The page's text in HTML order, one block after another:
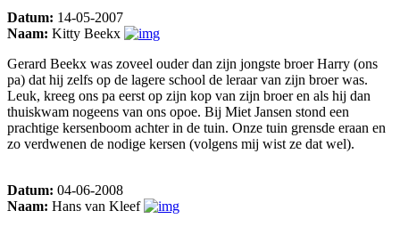
Datum: 14-05-2007
Naam: Kitty Beekx
Gerard Beekx was zoveel ouder dan zijn jongste broer Harry (ons
pa) dat hij zelfs op de lagere school de leraar van zijn broer was.
Leuk, kreeg ons pa eerst op zijn kop van zijn broer en als hij dan
thuiskwam nogeens van ons opoe. Bij Miet Jansen stond een
prachtige kersenboom achter in de tuin. Onze tuin grensde eraan en
zo verdwenen de nodige kersen (volgens mij wist ze dat wel).
Datum: 04-06-2008
Naam: Hans van Kleef